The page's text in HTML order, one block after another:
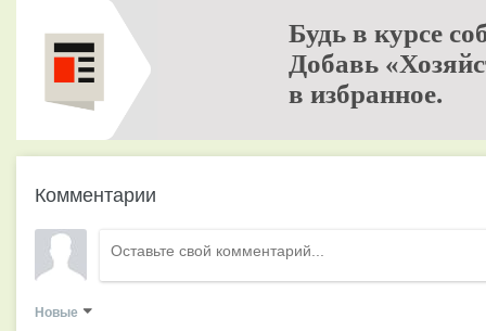
Будь в курсе
Добавь
в избранное.
Комментарии
Новые